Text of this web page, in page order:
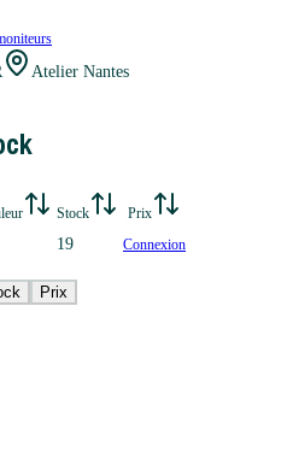
Atelier Nantes
Stock Prix
19 Connexion
Prix